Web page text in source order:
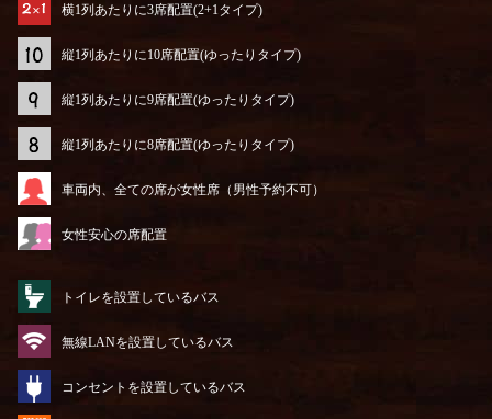
横1列あたりに3席配置(2+1タイプ)
縦1列あたりに10席配置(ゆったりタイプ)
縦1列あたりに9席配置(ゆったりタイプ)
縦1列あたりに8席配置(ゆったりタイプ)
車両内、全ての席が女性席（男性予約不可）
女性安心の席配置
トイレを設置しているバス
無線LANを設置しているバス
コンセントを設置しているバス